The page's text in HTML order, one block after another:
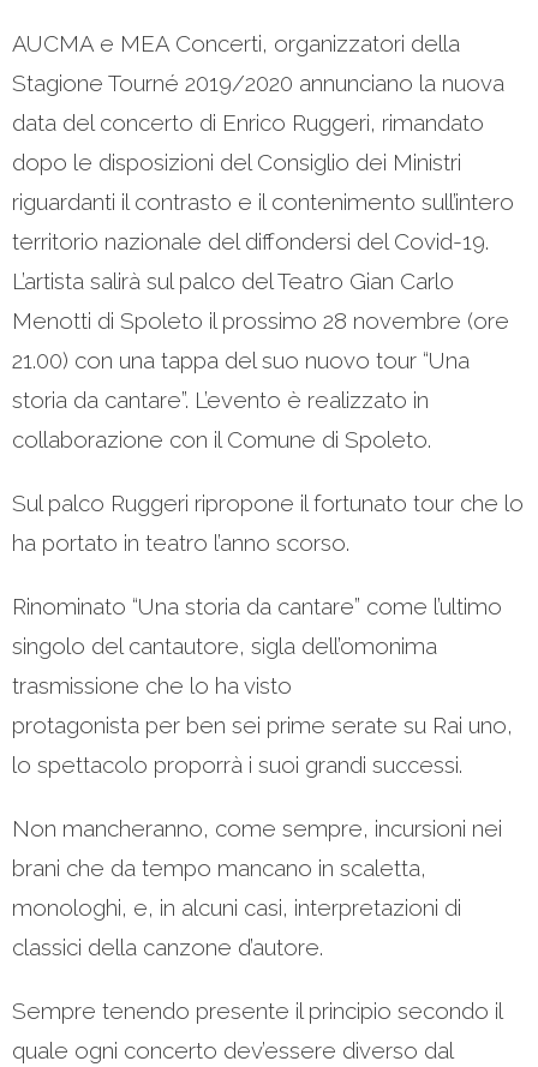
AUCMA e MEA Concerti, organizzatori della
Stagione Tourné 2019/2020 annunciano la nuova
data del concerto di Enrico Ruggeri, rimandato
dopo le disposizioni del Consiglio dei Ministri
riguardanti il contrasto e il contenimento sull’intero
territorio nazionale del diffondersi del Covid-19.
L’artista salirà sul palco del Teatro Gian Carlo
Menotti di Spoleto il prossimo 28 novembre (ore
21.00) con una tappa del suo nuovo tour “Una
storia da cantare”. L’evento è realizzato in
collaborazione con il Comune di Spoleto.
Sul palco Ruggeri ripropone il fortunato tour che lo
ha portato in teatro l’anno scorso.
Rinominato “Una storia da cantare” come l’ultimo
singolo del cantautore, sigla dell’omonima
trasmissione che lo ha visto
protagonista per ben sei prime serate su Rai uno,
lo spettacolo proporrà i suoi grandi successi.
Non mancheranno, come sempre, incursioni nei
brani che da tempo mancano in scaletta,
monologhi, e, in alcuni casi, interpretazioni di
classici della canzone d’autore.
Sempre tenendo presente il principio secondo il
quale ogni concerto dev’essere diverso dal